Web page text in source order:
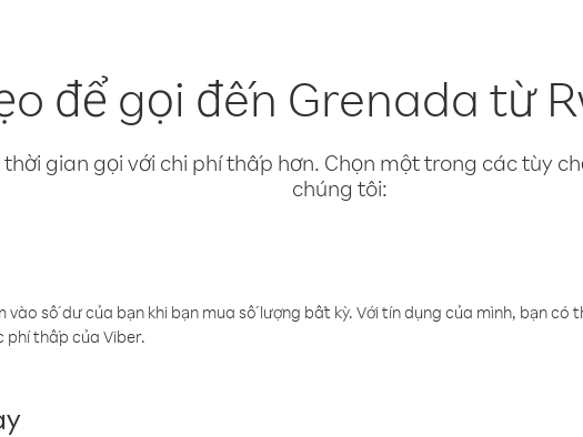
để gọi đến Grenada từ
gian gọi với chi phí thấp hơn. Chọn một trong các tùy
chúng tôi:
số dư của bạn khi bạn mua số lượng bất kỳ. Với tín dụng của mình, bạn có
phí thấp của Viber.